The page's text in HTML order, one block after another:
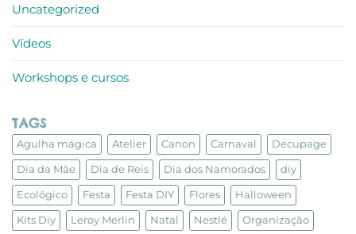
Uncategorized
Vídeos
Workshops e cursos
TAGS
Agulha mágica Atelier Canon Carnaval Decupage
Dia da Mãe Dia de Reis Dia dos Namorados diy
Ecológico Festa Festa DIY Flores Halloween
Kits Diy Leroy Merlin Natal Nestlé Organização